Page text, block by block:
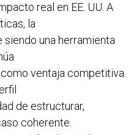
real en EE. UU. A
la
una herramienta
ventaja competitiva.
de estructurar,
coherente.